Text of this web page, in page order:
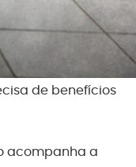
de benefícios
acompanha a